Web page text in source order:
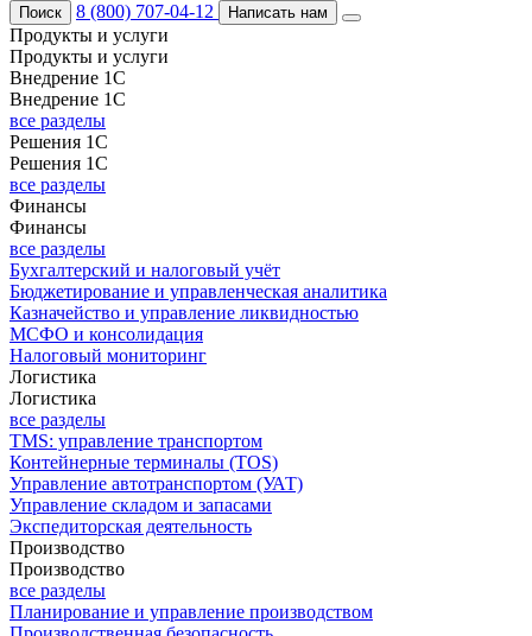
Поиск 8 (800) 707-04-12 Написать нам
Продукты и услуги
Продукты и услуги
Внедрение 1С
Внедрение 1С
все разделы
Решения 1С
Решения 1С
все разделы
Финансы
Финансы
все разделы
Бухгалтерский и налоговый учёт
Бюджетирование и управленческая аналитика
Казначейство и управление ликвидностью
МСФО и консолидация
Налоговый мониторинг
Логистика
Логистика
все разделы
TMS: управление транспортом
Контейнерные терминалы (TOS)
Управление автотранспортом (УАТ)
Управление складом и запасами
Экспедиторская деятельность
Производство
Производство
все разделы
Планирование и управление производством